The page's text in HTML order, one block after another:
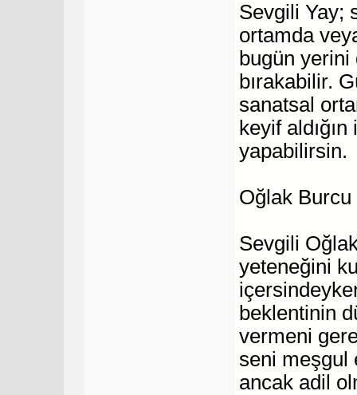
Sevgili Yay;
ortamda
bugün yerini
bırakabilir.
sanatsal
keyif
yapabilirsin.
Oğlak
Sevgili
yeteneğini
beklentinin
vermeni
seni meşgul
ancak adil